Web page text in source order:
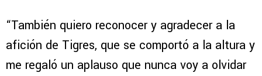
“También quiero reconocer y agradecer a la
afición de Tigres, que se comportó a la altura y
me regaló un aplauso que nunca voy a olvidar